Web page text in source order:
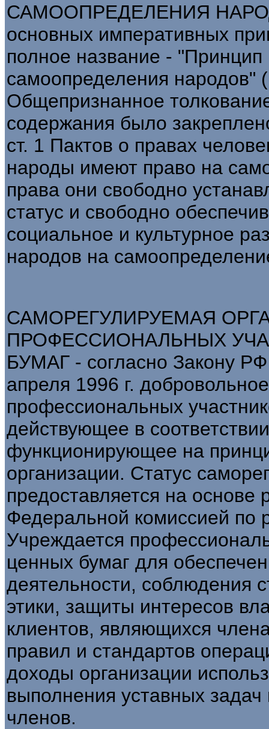
САМООПРЕДЕЛЕНИЯ
основных императивных
полное название - "Принцип
самоопределения народов"
Общепризнанное
содержания было
ст. 1 Пактов о правах
народы имеют право на
права они свободно
статус и свободно
социальное и культурное
народов на
САМОРЕГУЛИРУЕМАЯ
ПРОФЕССИОНАЛЬНЫХ
БУМАГ - согласно Закону
апреля 1996 г.
профессиональных
действующее в
функционирующее на
организации. Статус
предоставляется на
Федеральной комиссией по
Учреждается
ценных бумаг для
деятельности, соблюдения
этики, защиты интересов
клиентов, являющихся
правил и стандартов
доходы организации
выполнения уставных
членов.